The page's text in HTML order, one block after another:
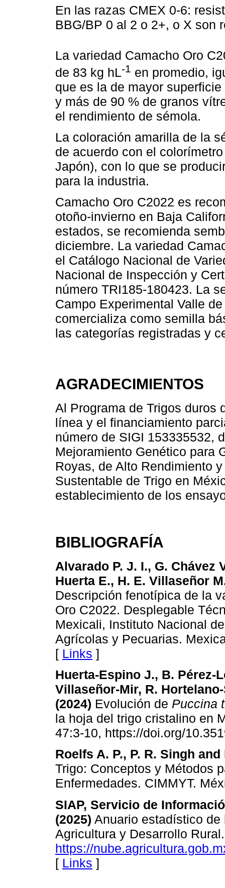
En las razas CMEX 0-6:
BBG/BP 0 al 2 o 2+, o X son
La variedad Camacho Oro
de 83 kg hL-1 en promedio,
que es la de mayor
y más de 90 % de granos
el rendimiento de sémola.
La coloración amarilla de la
de acuerdo con el
Japón), con lo que se
para la industria.
Camacho Oro C2022 es
otoño-invierno en Baja
estados, se recomienda
diciembre. La variedad
el Catálogo Nacional de
Nacional de Inspección y
número TRI185-180423. La
Campo Experimental Valle
comercializa como semilla
las categorías registradas y
AGRADECIMIENTOS
Al Programa de Trigos duros
línea y el financiamiento
número de SIGI 153335532,
Mejoramiento Genético para
Royas, de Alto Rendimiento
Sustentable de Trigo en
establecimiento de los
BIBLIOGRAFÍA
Alvarado P. J. I., G. Chávez
Huerta E., H. E. Villaseñor
Descripción fenotípica de la
Oro C2022. Desplegable
Mexicali, Instituto Nacional
Agrícolas y Pecuarias.
[ Links ]
Huerta-Espino J., B. Pérez-
Villaseñor-Mir, R.
(2024) Evolución de Puccina
la hoja del trigo cristalino en
47:3-10, https://doi.org/
Roelfs A. P., P. R. Singh
Trigo: Conceptos y Métodos
Enfermedades. CIMMYT.
SIAP, Servicio de
(2025) Anuario estadístico
Agricultura y Desarrollo
https://
[ Links ]